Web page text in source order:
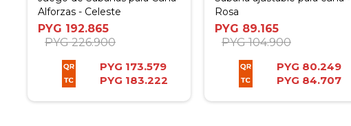
Alforzas - Celeste
PYG 192.865
PYG 226.900
PYG 173.579
PYG 183.222
Rosa
PYG 89.165
PYG 104.900
PYG 80.249
PYG 84.707